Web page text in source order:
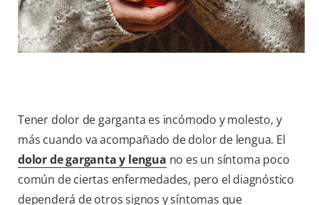
SUSCRÍBETE
Tener dolor de garganta es incómodo y molesto, y
más cuando va acompañado de dolor de lengua. El
dolor de garganta y lengua no es un síntoma poco
común de ciertas enfermedades, pero el diagnóstico
dependerá de otros signos y síntomas que